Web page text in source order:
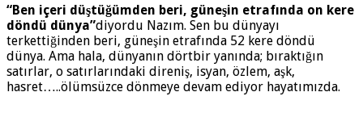
“Ben içeri düştüğümden beri, güneşin etrafında on kere
döndü dünya”diyordu Nazım. Sen bu dünyayı
terkettiğinden beri, güneşin etrafında 52 kere döndü
dünya. Ama hala, dünyanın dörtbir yanında; bıraktığın
satırlar, o satırlarındaki direniş, isyan, özlem, aşk,
hasret…..ölümsüzce dönmeye devam ediyor hayatımızda.